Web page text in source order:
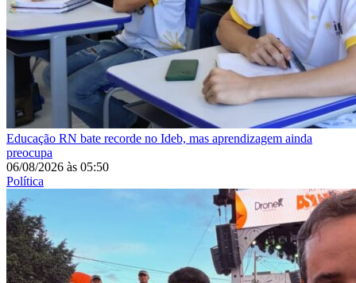
Educação RN bate recorde no Ideb, mas aprendizagem ainda
preocupa
06/08/2026 às 05:50
Política